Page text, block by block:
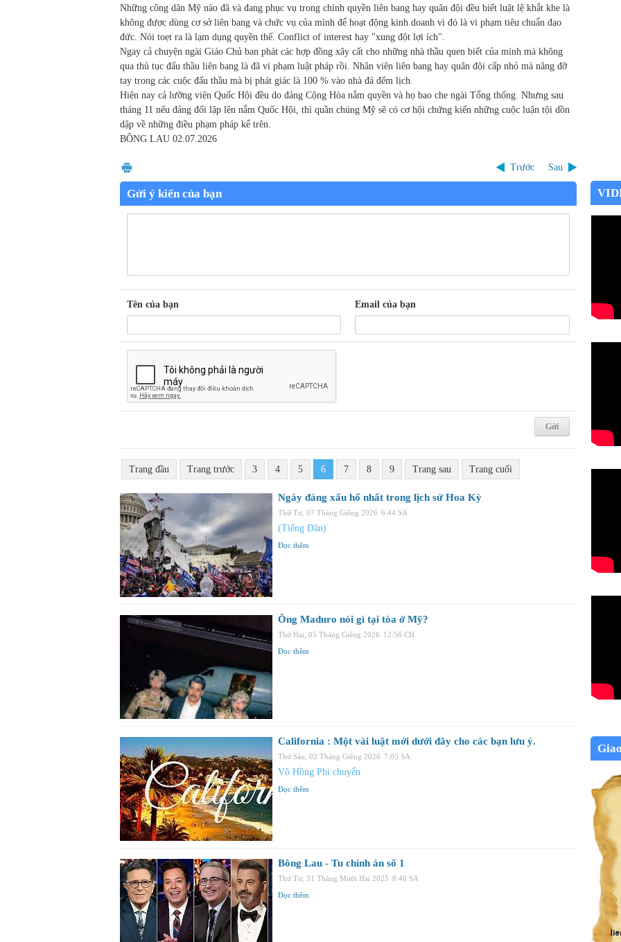
Những công dân Mỹ nào đã và đang phục vụ trong chính quyền liên bang hay quân đội đều biết luật lệ khắt khe là
không được dùng cơ sở liên bang và chức vụ của mình để hoạt động kinh doanh vì đó là vi phạm tiêu chuẩn đạo
đức. Nói toẹt ra là lạm dụng quyền thế. Conflict of interest hay "xung đột lợi ích".
Ngay cả chuyện ngài Giáo Chủ ban phát các hợp đồng xây cất cho những nhà thầu quen biết của mình mà không
qua thủ tục đấu thầu liên bang là đã vi phạm luật pháp rồi. Nhân viên liên bang hay quân đội cấp nhỏ mà nâng đỡ
tay trong các cuộc đấu thầu mà bị phát giác là 100 % vào nhà đá đếm lịch.
Hiện nay cả lưỡng viện Quốc Hội đều do đảng Cộng Hòa nắm quyền và họ bao che ngài Tổng thống. Nhưng sau
tháng 11 nếu đảng đối lập lên nắm Quốc Hội, thì quần chúng Mỹ sẽ có cơ hội chứng kiến những cuộc luận tội dồn
dập về những điều phạm pháp kể trên.
BÔNG LAU 02.07.2026
Trước Sau
Gửi ý kiến của bạn
Tên của bạn Email của bạn
Trang đầu Trang trước 3 4 5 6 7 8 9 Trang sau Trang cuối
Ngày đáng xấu hổ nhất trong lịch sử Hoa Kỳ
Thứ Tư, 07 Tháng Giêng 2026 6:44 SA
(Tiếng Dân)
Đọc thêm
Ông Maduro nói gì tại tòa ở Mỹ?
Thứ Hai, 05 Tháng Giêng 2026 12:56 CH
Đọc thêm
California : Một vài luật mới dưới đây cho các bạn lưu ý.
Thứ Sáu, 02 Tháng Giêng 2026 7:05 SA
Võ Hồng Phi chuyển
Đọc thêm
Bông Lau - Tu chính án số 1
Thứ Tư, 31 Tháng Mười Hai 2025 8:46 SA
Đọc thêm